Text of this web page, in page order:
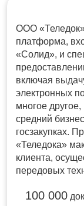
ООО
платформа,
«Солид», и
включая
электронных
многое
средний
госзакупках.
«Теледока»
клиента,
передовых
100 000